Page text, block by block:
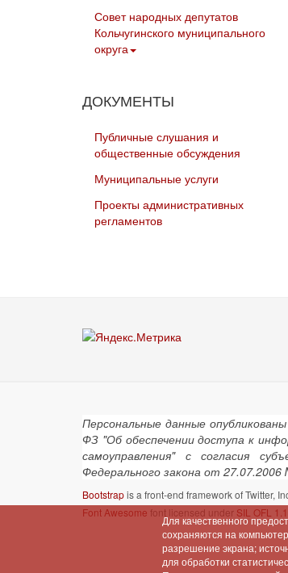
Совет народных депутатов
Кольчугинского муниципального
округа
ДОКУМЕНТЫ
Публичные слушания и
общественные обсуждения
Муниципальные услуги
Проекты административных
регламентов
Персональные данные
ФЗ "Об обеспечении доступа к
самоуправления" с согласия
Федерального закона от
Bootstrapis a front-end framework of Twitter,
Font Awesome font licensed under SIL OFL 1.1
Для качественного
сохраняются на
разрешение экрана;
для обработки